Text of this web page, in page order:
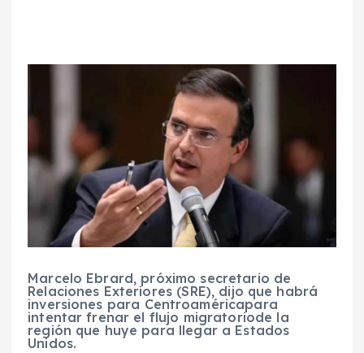
Marcelo Ebrard, próximo secretario de
Relaciones Exteriores (SRE), dijo que habrá
inversiones para Centroaméricapara
intentar frenar el flujo migratoriode la
región que huye para llegar a Estados
Unidos.